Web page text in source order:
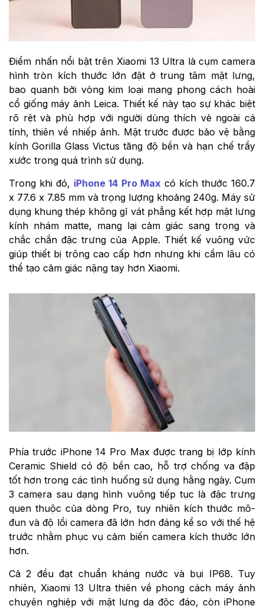
Điểm nhấn nổi bật trên Xiaomi 13 Ultra là cụm camera
hình tròn kích thước lớn đặt ở trung tâm mặt lưng,
bao quanh bởi vòng kim loại mang phong cách hoài
cổ giống máy ảnh Leica. Thiết kế này tạo sự khác biệt
rõ rệt và phù hợp với người dùng thích vẻ ngoài cá
tính, thiên về nhiếp ảnh. Mặt trước được bảo vệ bằng
kính Gorilla Glass Victus tăng độ bền và hạn chế trầy
xước trong quá trình sử dụng.
Trong khi đó, iPhone 14 Pro Max có kích thước 160.7
x 77.6 x 7.85 mm và trọng lượng khoảng 240g. Máy sử
dụng khung thép không gỉ vát phẳng kết hợp mặt lưng
kính nhám matte, mang lại cảm giác sang trọng và
chắc chắn đặc trưng của Apple. Thiết kế vuông vức
giúp thiết bị trông cao cấp hơn nhưng khi cầm lâu có
thể tạo cảm giác nặng tay hơn Xiaomi.
Phía trước iPhone 14 Pro Max được trang bị lớp kính
Ceramic Shield có độ bền cao, hỗ trợ chống va đập
tốt hơn trong các tình huống sử dụng hằng ngày. Cụm
3 camera sau dạng hình vuông tiếp tục là đặc trưng
quen thuộc của dòng Pro, tuy nhiên kích thước mô-
đun và độ lồi camera đã lớn hơn đáng kể so với thế hệ
trước nhằm phục vụ cảm biến camera kích thước lớn
hơn.
Cả 2 đều đạt chuẩn kháng nước và bụi IP68. Tuy
nhiên, Xiaomi 13 Ultra thiên về phong cách máy ảnh
chuyên nghiệp với mặt lưng da độc đáo, còn iPhone